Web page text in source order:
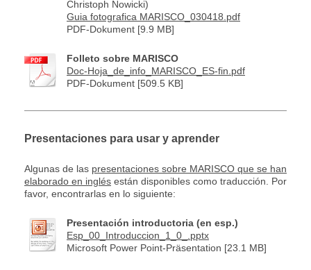
Christoph Nowicki)
Guia fotografica MARISCO_030418.pdf
PDF-Dokument [9.9 MB]
Folleto sobre MARISCO
Doc-Hoja_de_info_MARISCO_ES-fin.pdf
PDF-Dokument [509.5 KB]
Presentaciones para usar y aprender
Algunas de las presentaciones sobre MARISCO que se han
elaborado en inglés están disponibles como traducción. Por
favor, encontrarlas en lo siguiente:
Presentación introductoria (en esp.)
Esp_00_Introduccion_1_0_.pptx
Microsoft Power Point-Präsentation [23.1 MB]